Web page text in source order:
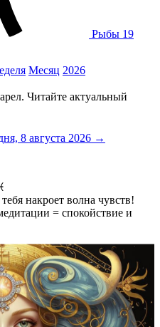
Рыбы 19
Месяц 2026
Читайте актуальный
8 августа 2026 →
накроет волна чувств!
= спокойствие и